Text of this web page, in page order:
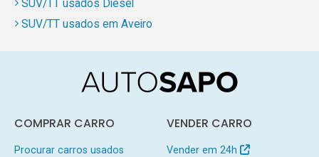
SUV/TT usados Diesel
SUV/TT usados em Aveiro
COMPRAR CARRO
Procurar carros usados
VENDER CARRO
Vender em 24h